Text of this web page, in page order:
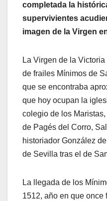
completada la
supervivientes
imagen de la Virgen
La Virgen de la
de frailes Mínimos de
que se encontraba
que hoy ocupan la
colegio de los
de Pagés del Corro,
historiador González
de Sevilla tras el de
La llegada de los
1512, año en que once